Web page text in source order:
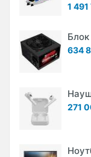
1
634
271